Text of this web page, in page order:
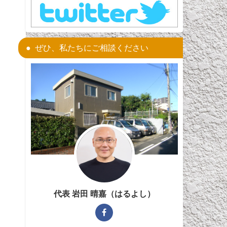
ぜひ、私たちにご相談ください
代表 岩田 晴嘉（はるよし）